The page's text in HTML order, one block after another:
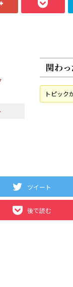
関わ
トピック
ツイート
後で読む